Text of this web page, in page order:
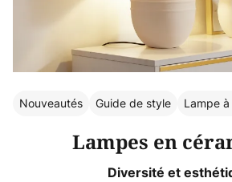
Nouveautés Guide de style Lampe
Lampes en
Diversité et